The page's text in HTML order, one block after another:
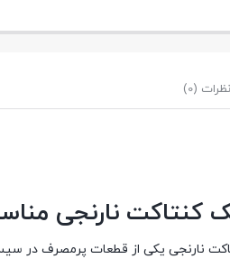
نظرات (0)
کنتاکت نارنجی
نارنجی یکی از قطعات پرمصرف در